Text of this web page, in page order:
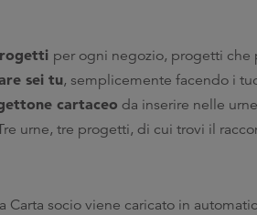
per ogni negozio, progetti che
sei tu, semplicemente facendo i
cartaceo da inserire nelle
urne, tre progetti, di cui trovi il
Carta socio viene caricato in